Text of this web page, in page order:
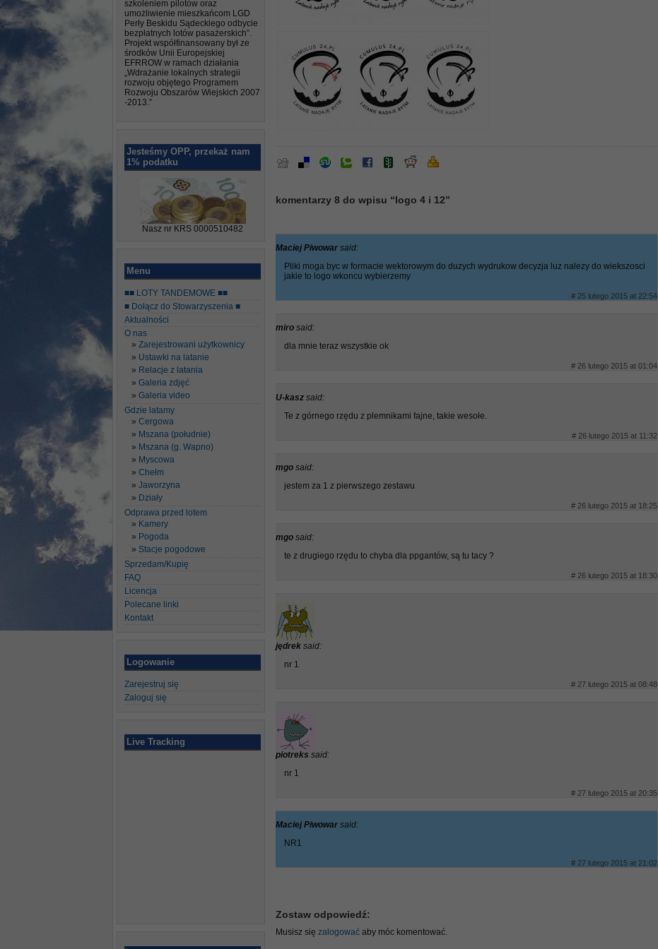
szkoleniem pilotów oraz
umożliwienie mieszkańcom LGD
Perły Beskidu Sądeckiego odbycie
bezpłatnych lotów pasażerskich”.
Projekt współfinansowany był ze
środków Unii Europejskiej
EFRROW w ramach działania
„Wdrażanie lokalnych strategii
rozwoju objętego Programem
Rozwoju Obszarów Wiejskich 2007
-2013.”
Jesteśmy OPP, przekaż nam
1% podatku
Nasz nr KRS 0000510482
Menu
■■ LOTY TANDEMOWE ■■
■ Dołącz do Stowarzyszenia ■
Aktualności
O nas
Zarejestrowani użytkownicy
Ustawki na latanie
Relacje z latania
Galeria zdjęć
Galeria video
Gdzie latamy
Cergowa
Mszana (południe)
Mszana (g. Wapno)
Myscowa
Chełm
Jaworzyna
Działy
Odprawa przed lotem
Kamery
Pogoda
Stacje pogodowe
Sprzedam/Kupię
FAQ
Licencja
Polecane linki
Kontakt
Logowanie
Zarejestruj się
Zaloguj się
Live Tracking
komentarzy 8 do wpisu “logo 4 i 12”
Maciej Piwowar said:
Pliki moga byc w formacie wektorowym do duzych wydrukow decyzja luz nalezy do wiekszosci
jakie to logo wkoncu wybierzemy
# 25 lutego 2015 at 22:54
miro said:
dla mnie teraz wszystkie ok
# 26 lutego 2015 at 01:04
U-kasz said:
Te z górnego rzędu z plemnikami fajne, takie wesołe.
# 26 lutego 2015 at 11:32
mgo said:
jestem za 1 z pierwszego zestawu
# 26 lutego 2015 at 18:25
mgo said:
te z drugiego rzędu to chyba dla ppgantów, są tu tacy ?
# 26 lutego 2015 at 18:30
jędrek said:
nr 1
# 27 lutego 2015 at 08:48
piotreks said:
nr 1
# 27 lutego 2015 at 20:35
Maciej Piwowar said:
NR1
# 27 lutego 2015 at 21:02
Zostaw odpowiedź:
Musisz się zalogować aby móc komentować.